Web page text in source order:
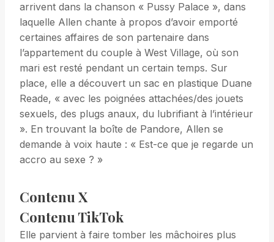
arrivent dans la chanson « Pussy Palace », dans
laquelle Allen chante à propos d’avoir emporté
certaines affaires de son partenaire dans
l’appartement du couple à West Village, où son
mari est resté pendant un certain temps. Sur
place, elle a découvert un sac en plastique Duane
Reade, « avec les poignées attachées/des jouets
sexuels, des plugs anaux, du lubrifiant à l’intérieur
». En trouvant la boîte de Pandore, Allen se
demande à voix haute : « Est-ce que je regarde un
accro au sexe ? »
Contenu X
Contenu TikTok
Elle parvient à faire tomber les mâchoires plus